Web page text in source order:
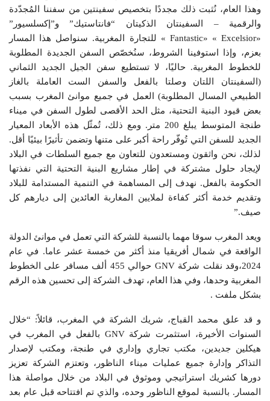
وهذا العام، نُثبت ذلك مجددًا بتخصيص سفينتين من سفننا المُجدّدة
والرقمية – السفينتان الذكيتان “فانتاستيك” و”إكسلسيور”
«Fantastic» « Excelsior » للتجارة المغربية. سنواصل هذا المسار
بعزم، وإذا استوفينا الشروط، سنُخصّص السفن الجديدة المطلوبة
للخطوط المغربية. حاليًا، لا تستطيع سفن الجيل الجديد الثماني
(السفينتان اللتان وصلتا بالفعل والسفن الست العاملة بالغاز
الطبيعي المسال المطلوبة) العمل في جميع موانئ المغرب بسبب
بعض قيود البنية التحتية، مثل الحد الأقصى لطول السفن في ميناء
طنجة المتوسط يبلغ 200 متر. ومع ذلك، تُمثّل هذه الأبعاد المعيار
الجديد للسفن التي تُوفّر راحة أكبر على متنها وتضمن تأثيرًا بيئيًا أقل.
لذلك، نحن واثقون ومستعدون للتعاون مع جميع السلطات في البلاد
لإيجاد حلول مشتركة في إطار مشاريع البنية التحتية التي نفذتها
الحكومة بالفعل. نهدف إلى المساهمة في التنمية المستدامة للبلاد
وتقديم خدمة أكثر كفاءة لملايين المغاربة العائدين إلى ديارهم كل
صيف.”
ويعد المغرب سوقا مهما بالنسبة للشركة التي تعمل في موانئ الدولة
الواقعة في شمال أفريقيا منذ أكثر من خمسة عشر عاما. في عام
2024،وقد نقلت شركة GNV حوالي 455 ألف مسافر على الخطوط
المغربية وحدها، وفي هذا العام، تهدف الشركة إلى تحسين هذه الرقم
بشكل ملفت .
و قد علق محمد القباج، شريك الشركة في المغرب، قائلاً: “خلال
السنوات الأخيرة، استثمرت شركة GNV بالفعل في المغرب في
هيكلين جديدين، مكتب تجاري وإداري في طنجة، ومكتب لإصدار
التذاكر وإدارة جميع عمليات ميناء الناظور، وتعتزم الشركة تعزيز
دورها كشريك استراتيجي وموثوق في البلاد من خلال مواصلة هذا
المسار. بالنسبة لموقع الناظور وحده، والذي تم افتتاحه قبل عام بعد